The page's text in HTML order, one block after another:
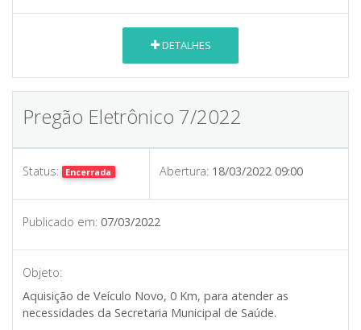
DETALHES
Pregão Eletrônico 7/2022
Status: Encerrada Abertura: 18/03/2022 09:00
Publicado em: 07/03/2022
Objeto:
Aquisição de Veículo Novo, 0 Km, para atender as
necessidades da Secretaria Municipal de Saúde.